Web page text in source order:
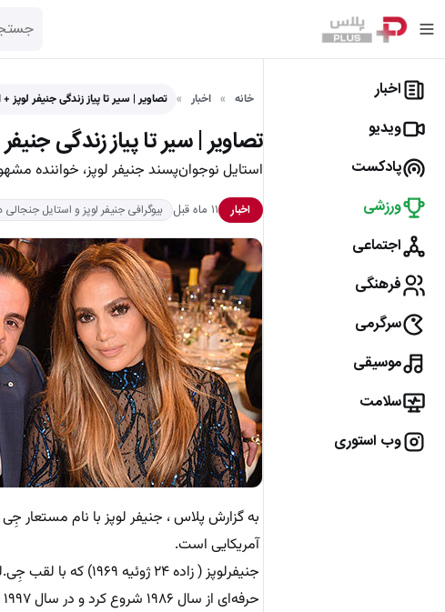
اخبار
ویدیو
پادکست
ورزشی
اجتماعی
فرهنگی
سرگرمی
موسیقی
سلامت
وب استوری
خانه اخبار تصاویر | سیر تا پیاز زندگی جنیفر لوپز
تصاویر | سیر تا پیاز زندگی جنیفر
استایل نوجوان‌پسند جنیفر لوپز، خواننده مشهور در سن ۵۶ سالگی توجه کاربران
اخبار ۱۱ ماه قبل بیوگرافی جنیفر لوپز و استایل جنجالی در
آمریکایی است.